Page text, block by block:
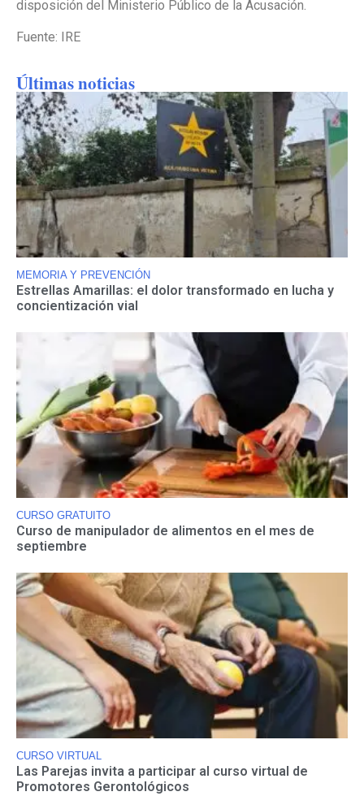
disposición del Ministerio Público de la Acusación.
Fuente: IRE
Últimas noticias
MEMORIA Y PREVENCIÓN
Estrellas Amarillas: el dolor transformado en lucha y
concientización vial
CURSO GRATUITO
Curso de manipulador de alimentos en el mes de
septiembre
CURSO VIRTUAL
Las Parejas invita a participar al curso virtual de
Promotores Gerontológicos